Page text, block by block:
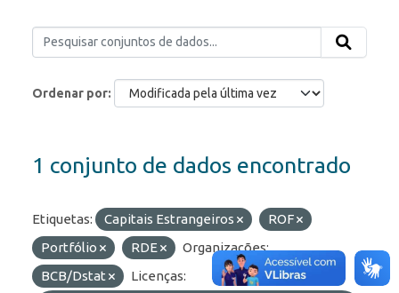
Ordenar por
1 conjunto de dados encontrado
Etiquetas: Capitais Estrangeiros
ROF
Portfólio
RDE
Organizações:
BCB/Dstat
Licenças: